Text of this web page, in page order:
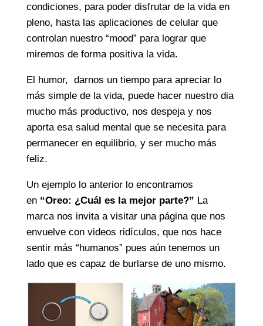
condiciones, para poder disfrutar de la vida en
pleno, hasta las aplicaciones de celular que
controlan nuestro “mood” para lograr que
miremos de forma positiva la vida.
El humor, darnos un tiempo para apreciar lo
más simple de la vida, puede hacer nuestro dia
mucho más productivo, nos despeja y nos
aporta esa salud mental que se necesita para
permanecer en equilibrio, y ser mucho más
feliz.
Un ejemplo lo anterior lo encontramos
en “Oreo: ¿Cuál es la mejor parte?” La
marca nos invita a visitar una página que nos
envuelve con videos ridículos, que nos hace
sentir más “humanos” pues aún tenemos un
lado que es capaz de burlarse de uno mismo.